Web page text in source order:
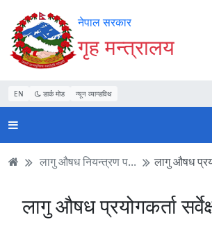
Accessibility
Mode
सुरु
गर्नुहोस्
सामाग्री
पढ्नुहाेस्
नेभिगेसन
पढ्नुहाेस्
वेबसाइट
खोजमा
जानुहोस्
नेपाल सरकार
गृह मन्त्रालय
EN डार्क मोड न्यून व्यान्डविथ
लागु औषध नियन्त्रण प... लागु औषध
लागु औषध प्रयोगकर्ता